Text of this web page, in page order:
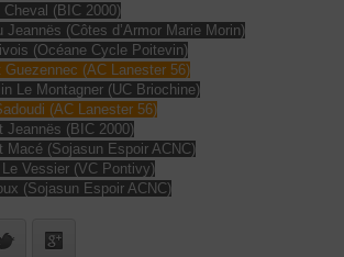
(BIC 2000)
Jeannës (Côtes d’Armor Marie Morin)
(Océane Cycle Poitevin)
Guezennec (AC Lanester 56)
Le Montagner (UC Briochine)
(AC Lanester 56)
Jeannës (BIC 2000)
Macé (Sojasun Espoir ACNC)
Vessier (VC Pontivy)
(Sojasun Espoir ACNC)